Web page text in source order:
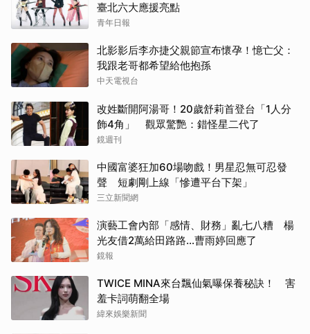
臺北六大應援亮點
青年日報
北影影后李亦捷父親節宣布懷孕！憶亡父：
我跟老哥都希望給他抱孫
中天電視台
改姓斷開阿湯哥！20歲舒莉首登台「1人分
飾4角」 觀眾驚艷：錯怪星二代了
鏡週刊
中國富婆狂加60場吻戲！男星忍無可忍發
聲 短劇剛上線「慘遭平台下架」
三立新聞網
演藝工會內部「感情、財務」亂七八糟 楊
光友借2萬給田路路…曹雨婷回應了
鏡報
TWICE MINA來台飄仙氣曝保養秘訣！ 害
羞卡詞萌翻全場
緯來娛樂新聞